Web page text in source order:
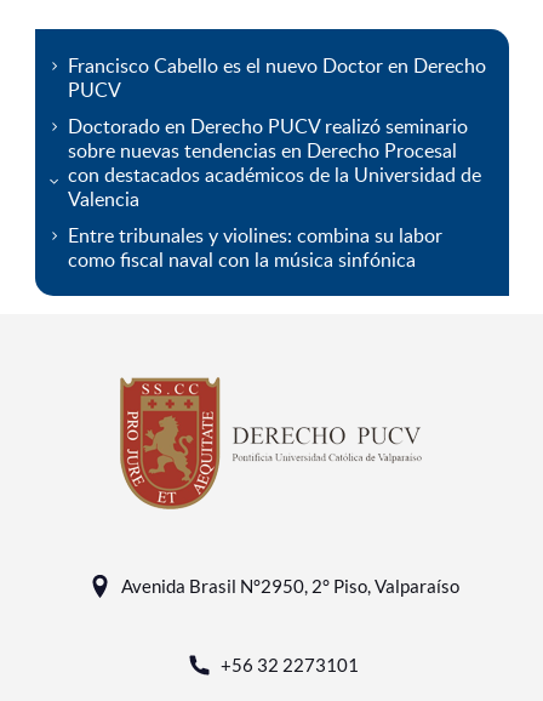
Francisco Cabello es el nuevo Doctor en Derecho
PUCV
Doctorado en Derecho PUCV realizó seminario
sobre nuevas tendencias en Derecho Procesal
con destacados académicos de la Universidad de
Valencia
Entre tribunales y violines: combina su labor
como fiscal naval con la música sinfónica
Avenida Brasil N°2950, 2° Piso, Valparaíso
+56 32 2273101